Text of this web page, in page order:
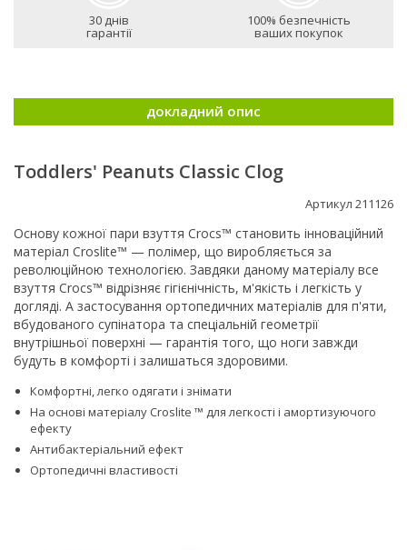
30 днів
гарантії
100% безпечність
ваших покупок
докладний опис
Toddlers' Peanuts Classic Clog
Артикул 211126
Основу кожної пари взуття Crocs™ становить інноваційний
матеріал Croslite™ — полімер, що виробляється за
революційною технологією. Завдяки даному матеріалу все
взуття Crocs™ відрізняє гігієнічність, м'якість і легкість у
догляді. А застосування ортопедичних матеріалів для п'яти,
вбудованого супінатора та спеціальній геометрії
внутрішньої поверхні — гарантія того, що ноги завжди
будуть в комфорті і залишаться здоровими.
Комфортні, легко одягати і знімати
На основі матеріалу Croslite ™ для легкості і амортизуючого
ефекту
Антибактеріальний ефект
Ортопедичні властивості